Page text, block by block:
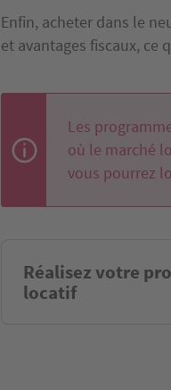
Enfin, acheter dans le
et avantages fiscaux, ce
Les
où le marché
vous pourrez
Réalisez votre
locatif